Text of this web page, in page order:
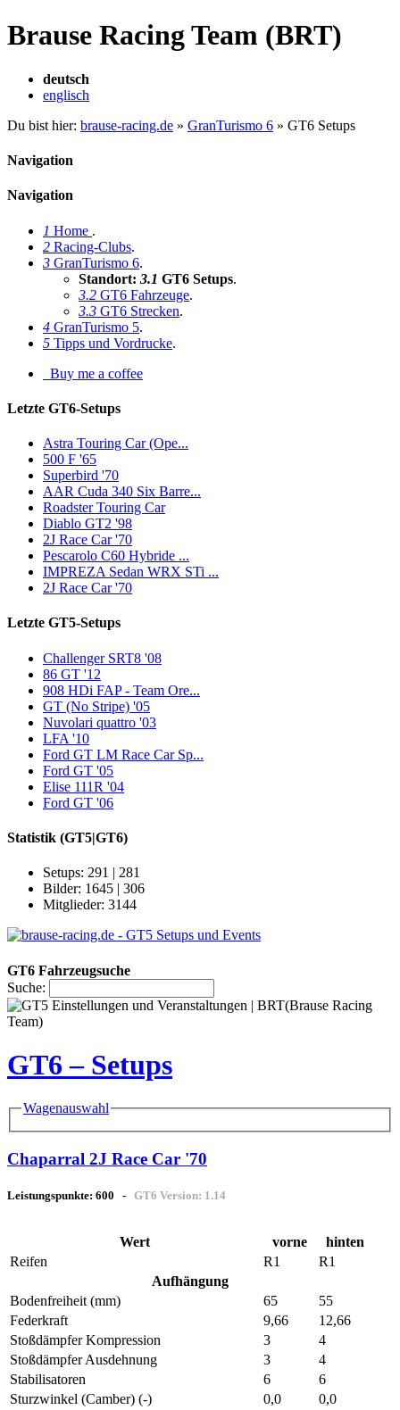
Brause Racing Team (BRT)
deutsch
englisch
Du bist hier: brause-racing.de » GranTurismo 6 » GT6 Setups
Navigation
Navigation
1 Home .
2 Racing-Clubs.
3 GranTurismo 6.
Standort: 3.1 GT6 Setups.
3.2 GT6 Fahrzeuge.
3.3 GT6 Strecken.
4 GranTurismo 5.
5 Tipps und Vordrucke.
Buy me a coffee
Letzte GT6-Setups
Astra Touring Car (Ope...
500 F '65
Superbird '70
AAR Cuda 340 Six Barre...
Roadster Touring Car
Diablo GT2 '98
2J Race Car '70
Pescarolo C60 Hybride ...
IMPREZA Sedan WRX STi ...
2J Race Car '70
Letzte GT5-Setups
Challenger SRT8 '08
86 GT '12
908 HDi FAP - Team Ore...
GT (No Stripe) '05
Nuvolari quattro '03
LFA '10
Ford GT LM Race Car Sp...
Ford GT '05
Elise 111R '04
Ford GT '06
Statistik (GT5|GT6)
Setups: 291 | 281
Bilder: 1645 | 306
Mitglieder: 3144
GT6 Fahrzeugsuche
Suche:
GT6 – Setups
Wagenauswahl
Chaparral 2J Race Car '70
Leistungspunkte: 600 - GT6 Version: 1.14
Wert vorne
hinten
Reifen
R1
R1
Aufhängung
Bodenfreiheit (mm)
65
55
Federkraft
9,66
12,66
Stoßdämpfer Kompression
3
4
Stoßdämpfer Ausdehnung
3
4
Stabilisatoren
6
6
Sturzwinkel (Camber) (-) 0,0
0,0